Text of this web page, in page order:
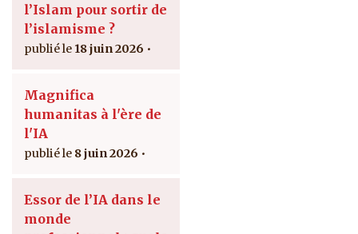
l’Islam pour sortir de
l’islamisme ?
18 juin 2026
Magnifica
humanitas à l'ère de
l'IA
8 juin 2026
Essor de l’IA dans le
monde